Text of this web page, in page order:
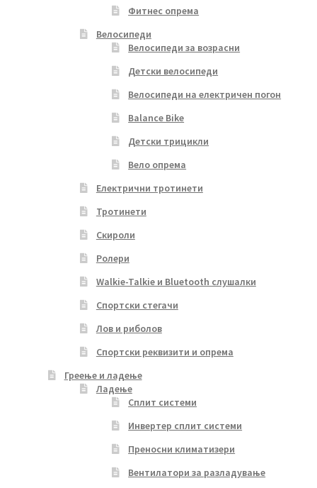
Фитнес опрема
Велосипеди
Велосипеди за возрасни
Детски велосипеди
Велосипеди на електричен погон
Balance Bike
Детски трицикли
Вело опрема
Електрични тротинети
Тротинети
Скироли
Ролери
Walkie-Talkie и Bluetooth слушалки
Спортски стегачи
Лов и риболов
Спортски реквизити и опрема
Греење и ладење
Ладење
Сплит системи
Инвертер сплит системи
Преносни климатизери
Вентилатори за разладување